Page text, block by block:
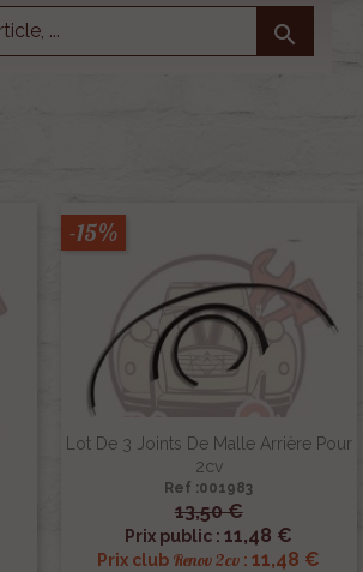

Lot De 3 Joints De Malle Arrière Pour
2cv
Ref :001983
13,50 €
Prix public :11,48 €
Prix club Renov 2cv :11,48 €
-15%
 Aperçu rapide